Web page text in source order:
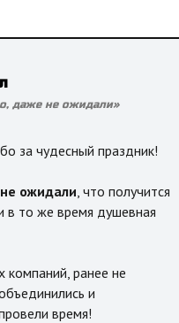
политикой конфиденциальности
даже не ожидали»
за чудесный праздник!
ожидали , что получится
в то же время душевная
компаний, ранее не
и
время!